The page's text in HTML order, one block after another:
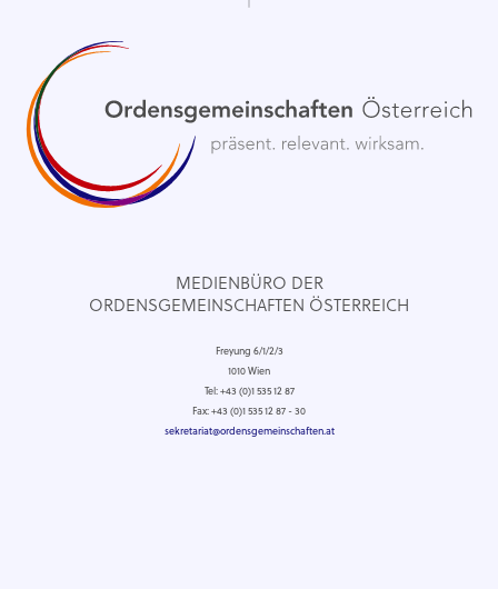
MEDIENBÜRO DER
ORDENSGEMEINSCHAFTEN ÖSTERREICH
Freyung 6/1/2/3
1010 Wien
Tel: +43 (0)1 535 12 87
Fax: +43 (0)1 535 12 87 - 30
sekretariat@ordensgemeinschaften.at